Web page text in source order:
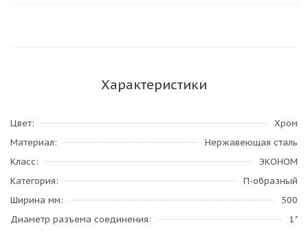
Характеристики
Цвет
Хром
Материал
Нержавеющая сталь
Класс
ЭКОНОМ
Категория
П-образный
Ширина мм
500
Диаметр разъема соединения
1"